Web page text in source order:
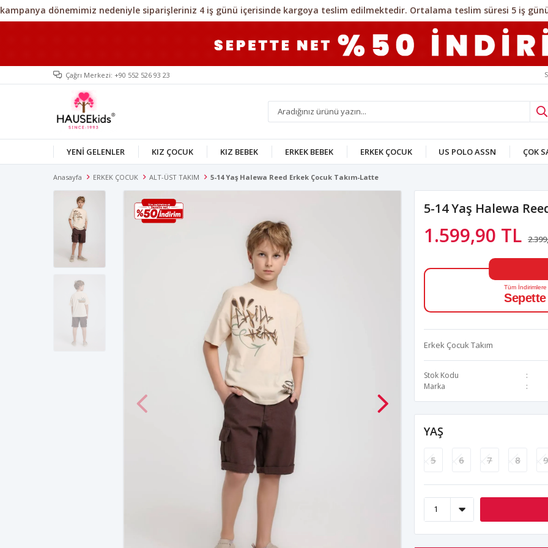
Çağrı Merkezi: +90 552 526 93 23
YENİ GELENLER KIZ ÇOCUK KIZ BEBEK ERKEK BEBEK ERKEK ÇOCUK US POLO ASSN ÇOK
Anasayfa ERKEK ÇOCUK ALT-ÜST TAKIM 5-14 Yaş Halewa Reed Erkek Çocuk Takım-Latte
5-14 Yaş Halewa
1.599,90 TL
Tüm İndirimlere
Erkek Çocuk Takım
Stok Kodu
Marka
YAŞ
5 6 7 8 9